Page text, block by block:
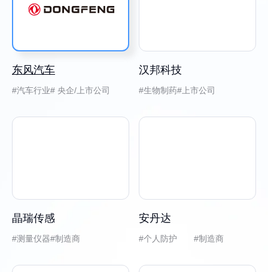
东风汽车
汽车行业 央企/上市公司
汉邦科技
生物制药 上市公司
晶瑞传感
测量仪器 制造商
安丹达
个人防护 #制造商